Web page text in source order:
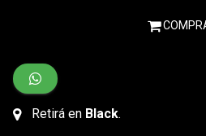
Retirá en Black.